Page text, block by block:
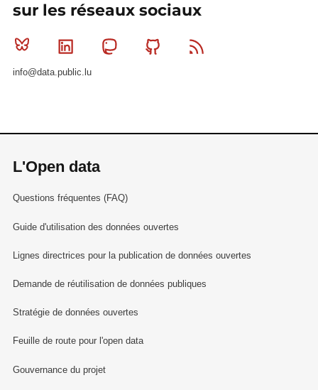
sur les réseaux sociaux
Bluesky Linkedin MastodonGithub
info@data.public.lu
L'Open data
Questions fréquentes (FAQ)
Guide d'utilisation des données ouvertes
Lignes directrices pour la publication de données ouvertes
Demande de réutilisation de données publiques
Stratégie de données ouvertes
Feuille de route pour l'open data
Gouvernance du projet